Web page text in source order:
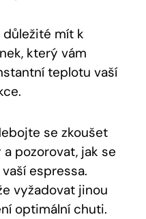
důležité mít k
který vám
teplotu vaší
se zkoušet
pozorovat, jak se
espressa.
vyžadovat jinou
optimální chuti.